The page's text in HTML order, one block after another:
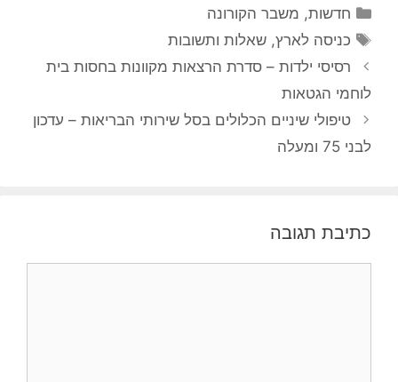
קטגוריות
חדשות, משבר הקורונה
תגיות
כניסה לארץ,שאלות ותשובות
רסיסי ילדות – סדרת הרצאות מקוונות בחסות בית
לוחמי הגטאות
טיפולי שיניים הכלולים בסל שירותי הבריאות – עדכון
לבני 75 ומעלה
כתיבת תגובה